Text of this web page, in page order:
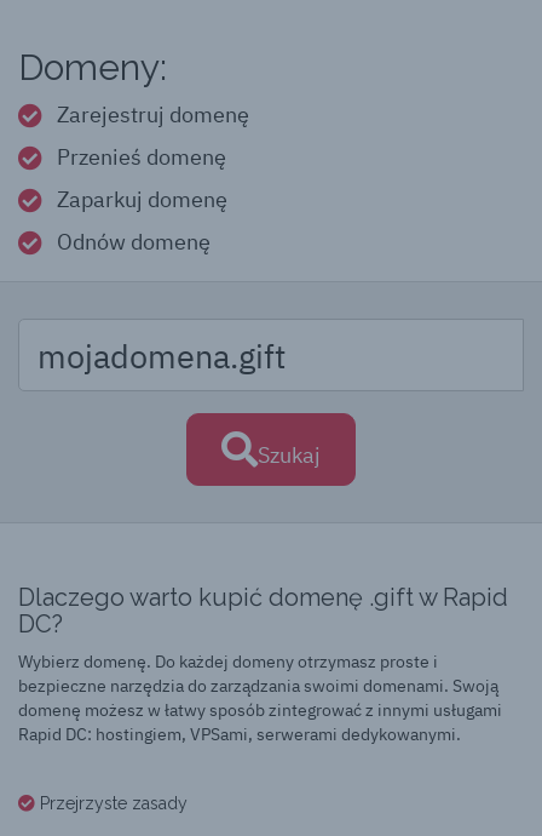
Domeny:
Zarejestruj domenę
Przenieś domenę
Zaparkuj domenę
Odnów domenę
Szukaj
Dlaczego warto kupić domenę .gift w Rapid
DC?
Wybierz domenę. Do każdej domeny otrzymasz proste i
bezpieczne narzędzia do zarządzania swoimi domenami. Swoją
domenę możesz w łatwy sposób zintegrować z innymi usługami
Rapid DC: hostingiem, VPSami, serwerami dedykowanymi.
Przejrzyste zasady